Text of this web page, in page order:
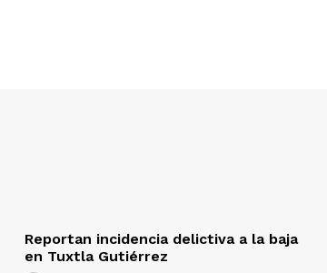
Reportan incidencia delictiva a la baja
en Tuxtla Gutiérrez